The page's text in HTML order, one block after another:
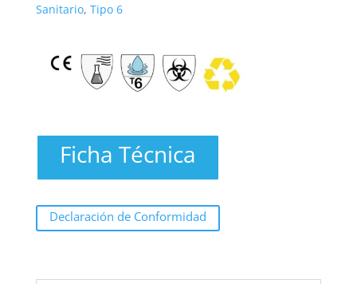
Sanitario, Tipo 6
Ficha Técnica
Declaración de Conformidad